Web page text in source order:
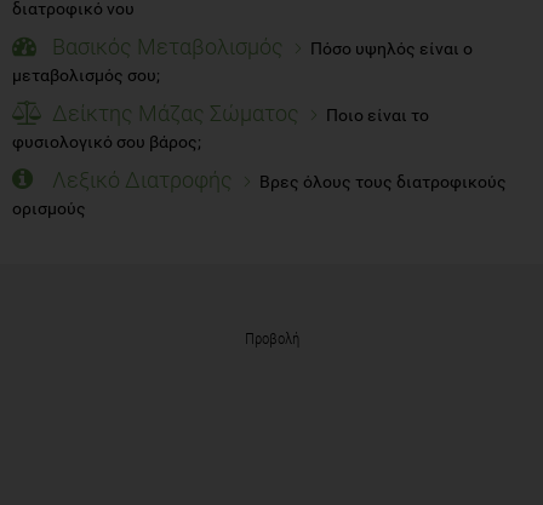
διατροφικό νου
Βασικός Μεταβολισμός
Πόσο υψηλός είναι ο
μεταβολισμός σου;
Δείκτης Μάζας Σώματος
Ποιο είναι το
φυσιολογικό σου βάρος;
Λεξικό Διατροφής
Βρες όλους τους διατροφικούς
ορισμούς
Προβολή